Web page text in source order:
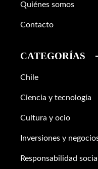
Quiénes somos
Contacto
CATEGORÍAS
Chile
Ciencia y tecnología
Cultura y ocio
Inversiones y
Responsabilidad social